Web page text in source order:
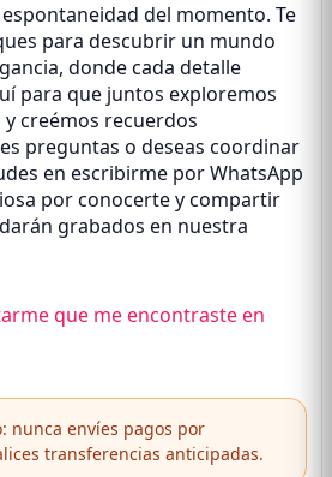
del momento. Te
para descubrir un mundo
donde cada detalle
para que juntos exploremos
y creémos recuerdos
preguntas o deseas coordinar
en escribirme por WhatsApp
por conocerte y compartir
grabados en nuestra
que me encontraste en
nunca envíes pagos por
transferencias anticipadas.